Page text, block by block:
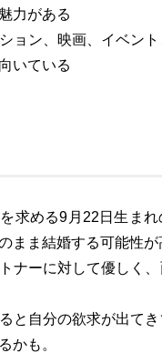
力がある
ョン、映画、イベント
いている
求める9月22日生まれ
まま結婚する可能性が
ナーに対して優しく
と自分の欲求が出て
かも。